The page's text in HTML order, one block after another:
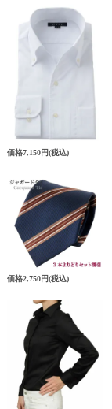
価格7,150円(税込)
価格2,750円(税込)